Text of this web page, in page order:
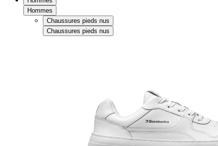
Hommes
Chaussures pieds nus
Chaussures pieds nus